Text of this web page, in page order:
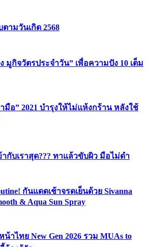
ตามวันเกิด 2568
มูกิจวัตรประจำวัน” เพื่อความปัง 10 เต็ม
มือ” 2021 บำรุงให้ไม่แห้งกร้าน หลังใช้
ากับเราสุด??? ทาแล้วขับผิว มือไม่ดำ
กันแดดเช้าจรดเย็นด้วย Sivanna
& Aqua Sun Spray
น้าไทย New Gen 2026 รวม MUAs to